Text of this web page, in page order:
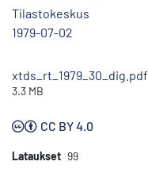
Tilastokeskus
1979-07-02
xtds_rt_1979_30_dig.pdf
3.3 MB
CC BY 4.0
Lataukset 99